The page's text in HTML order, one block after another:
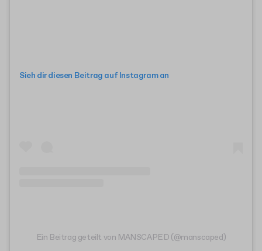
Sieh dir diesen Beitrag auf Instagram an
Ein Beitrag geteilt von MANSCAPED (@manscaped)